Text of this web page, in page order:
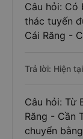
Câu hỏi: Có
thác tuyến
Cái Răng -
Trả lời: Hiện
Câu hỏi: Từ
Răng - Cần
chuyển